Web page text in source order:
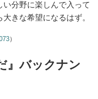
い分野に楽しんで入って
きな希望になるはず。
）
』バックナン